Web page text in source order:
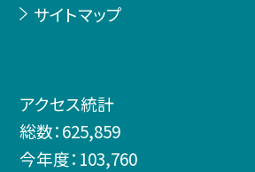
サイトマップ
アクセス統計
総数：625,859
今年度： 103,760